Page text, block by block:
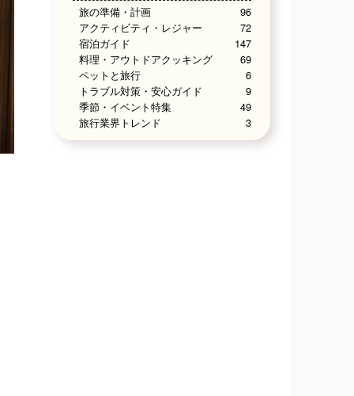
旅の準備・計画
96
アクティビティ・レジャー
72
宿泊ガイド
147
料理・アウトドアクッキング
69
ペットと旅行
6
トラブル対策・安心ガイド
9
季節・イベント特集
49
旅行業界トレンド
3